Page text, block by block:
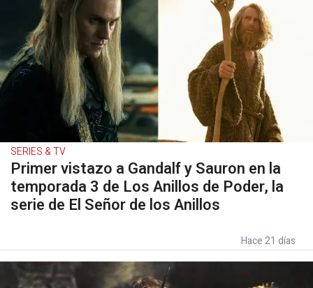
SERIES & TV
Primer vistazo a Gandalf y Sauron en la
temporada 3 de Los Anillos de Poder, la
serie de El Señor de los Anillos
Hace 21 días